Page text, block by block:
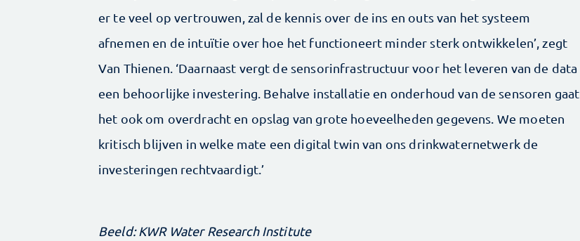
er te veel op vertrouwen, zal de kennis over de ins en outs van het systeem
afnemen en de intuïtie over hoe het functioneert minder sterk ontwikkelen’, zegt
Van Thienen. ‘Daarnaast vergt de sensorinfrastructuur voor het leveren van de data
een behoorlijke investering. Behalve installatie en onderhoud van de sensoren gaat
het ook om overdracht en opslag van grote hoeveelheden gegevens. We moeten
kritisch blijven in welke mate een digital twin van ons drinkwaternetwerk de
investeringen rechtvaardigt.’
Beeld: KWR Water Research Institute